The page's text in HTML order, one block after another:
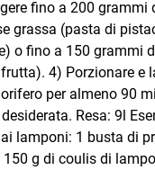
fino a 200 grammi
grassa (pasta di
o fino a 150 grammi
4) Porzionare e
per almeno 90
Resa: 9l
lamponi: 1 busta di
g di coulis di